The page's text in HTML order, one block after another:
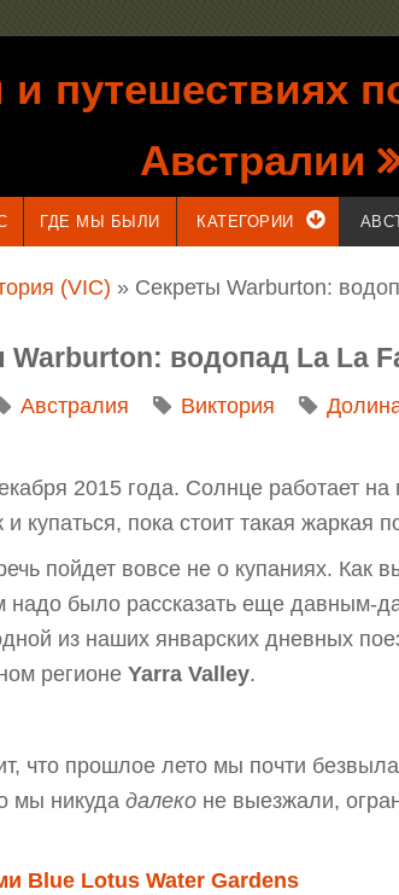
путешествиях
Австралии
ГДЕ МЫ БЫЛИ КАТЕГОРИИ
(VIC) » Секреты Warburton:
Warburton: водопад La La
Австралия Виктория
2015 года. Солнце работает
купаться, пока стоит такая жаркая
пойдет вовсе не о купаниях.
было рассказать еще давным-
из наших январских дневных
регионе Yarra Valley.
что прошлое лето мы почти
мы никуда далеко не выезжали,
Blue Lotus Water Gardens